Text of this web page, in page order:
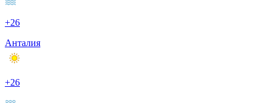
+26
Анталия
+26